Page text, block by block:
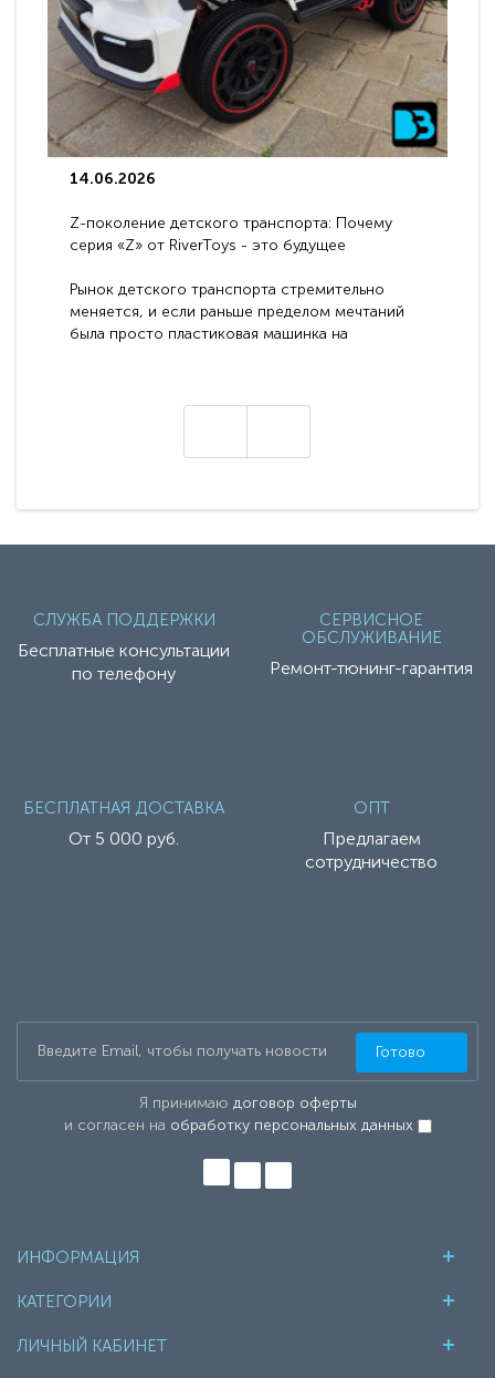
14.06.2026
Z-поколение детского транспорта: Почему
серия «Z» от RiverToys - это будущее
Рынок детского транспорта стремительно
меняется, и если раньше пределом мечтаний
была просто пластиковая машинка на
СЛУЖБА ПОДДЕРЖКИ
Бесплатные консультации
по телефону
СЕРВИСНОЕ
ОБСЛУЖИВАНИЕ
Ремонт-тюнинг-гарантия
БЕСПЛАТНАЯ ДОСТАВКА
От 5 000 руб.
ОПТ
Предлагаем
сотрудничество
Я принимаю договор оферты
и согласен на обработку персональных данных
Готово
ИНФОРМАЦИЯ
КАТЕГОРИИ
ЛИЧНЫЙ КАБИНЕТ